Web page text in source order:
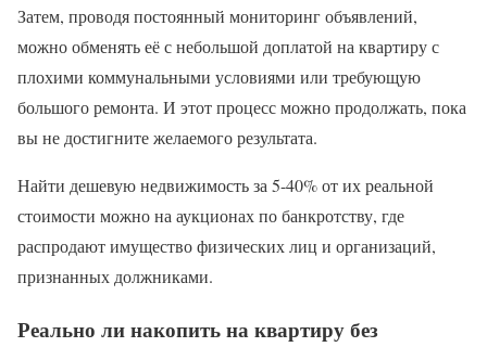
Затем, проводя постоянный мониторинг объявлений,
можно обменять её с небольшой доплатой на квартиру с
плохими коммунальными условиями или требующую
большого ремонта. И этот процесс можно продолжать, пока
вы не достигните желаемого результата.
Найти дешевую недвижимость за 5-40% от их реальной
стоимости можно на аукционах по банкротству, где
распродают имущество физических лиц и организаций,
признанных должниками.
Реально ли накопить на квартиру без